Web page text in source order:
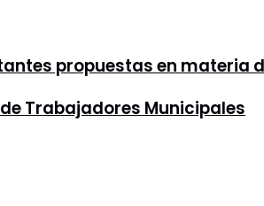
propuestas en materia
Trabajadores Municipales